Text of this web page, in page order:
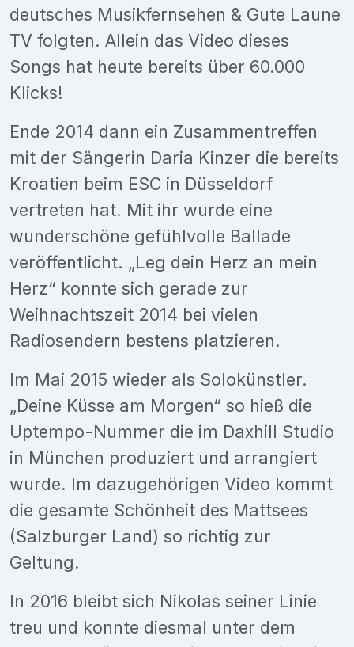
deutsches Musikfernsehen & Gute Laune
TV folgten. Allein das Video dieses
Songs hat heute bereits über 60.000
Klicks!
Ende 2014 dann ein Zusammentreffen
mit der Sängerin Daria Kinzer die bereits
Kroatien beim ESC in Düsseldorf
vertreten hat. Mit ihr wurde eine
wunderschöne gefühlvolle Ballade
veröffentlicht. „Leg dein Herz an mein
Herz“ konnte sich gerade zur
Weihnachtszeit 2014 bei vielen
Radiosendern bestens platzieren.
Im Mai 2015 wieder als Solokünstler.
„Deine Küsse am Morgen“ so hieß die
Uptempo-Nummer die im Daxhill Studio
in München produziert und arrangiert
wurde. Im dazugehörigen Video kommt
die gesamte Schönheit des Mattsees
(Salzburger Land) so richtig zur
Geltung.
In 2016 bleibt sich Nikolas seiner Linie
treu und konnte diesmal unter dem